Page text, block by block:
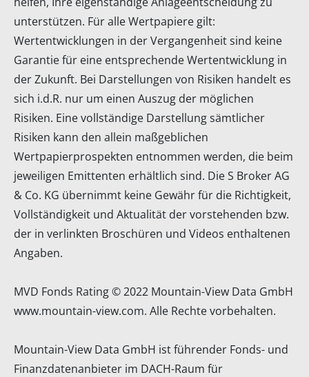
unterstützen. Für alle Wertpapiere gilt:
Wertentwicklungen in der Vergangenheit sind keine
Garantie für eine entsprechende Wertentwicklung in
der Zukunft. Bei Darstellungen von Risiken handelt es
sich i.d.R. nur um einen Auszug der möglichen
Risiken. Eine vollständige Darstellung sämtlicher
Risiken kann den allein maßgeblichen
Wertpapierprospekten entnommen werden, die beim
jeweiligen Emittenten erhältlich sind. Die S Broker AG
& Co. KG übernimmt keine Gewähr für die Richtigkeit,
Vollständigkeit und Aktualität der vorstehenden bzw.
der in verlinkten Broschüren und Videos enthaltenen
Angaben.
MVD Fonds Rating © 2022 Mountain-View Data GmbH
www.mountain-view.com. Alle Rechte vorbehalten.
Mountain-View Data GmbH ist führender Fonds- und
Finanzdatenanbieter im DACH-Raum für